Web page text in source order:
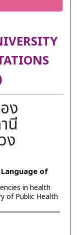
ง
นี
ง
of
in health
of Public Health